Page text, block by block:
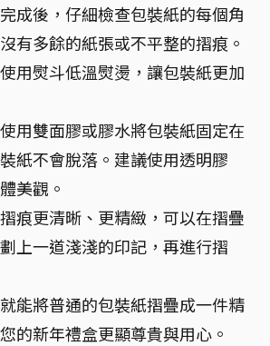
成後，仔細檢查包裝紙的每個角
有多餘的紙張或不平整的摺痕。
用熨斗低溫熨燙，讓包裝紙更加
用雙面膠或膠水將包裝紙固定在
紙不會脫落。建議使用透明膠
美觀。
痕更清晰、更精緻，可以在摺疊
上一道淺淺的印記，再進行摺
能將普通的包裝紙摺疊成一件精
的新年禮盒更顯尊貴與用心。